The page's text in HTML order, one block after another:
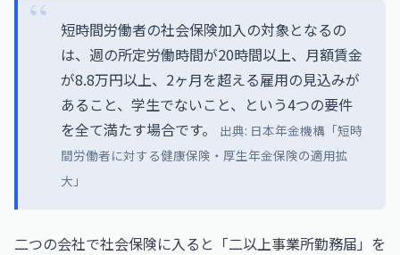
短時間労働者の社会保険加入の対象となるの
は、週の所定労働時間が20時間以上、月額賃金
が8.8万円以上、2ヶ月を超える雇用の見込みが
あること、学生でないこと、という4つの要件
を全て満たす場合です。
出典: 日本年金機構「短時
間労働者に対する健康保険・厚生年金保険の適用拡
大」
二つの会社で社会保険に入ると「二以上事業所勤務届」を